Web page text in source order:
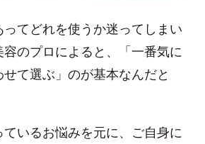
てどれを使うか迷ってしまい
のプロによると、「一番気に
て選ぶ」のが基本なんだと
いるお悩みを元に、ご自身に